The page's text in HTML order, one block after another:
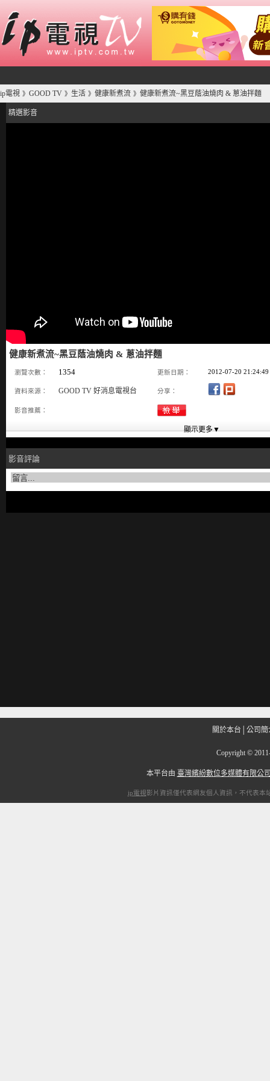
ip電視 》 GOOD TV 》 生活 》 健康新煮流 》 健康新煮流~黑豆蔭油燒肉 & 蔥油拌麵
精選影音
健康新煮流~黑豆蔭油燒肉 & 蔥油拌麵
瀏覽次數： 1354 更新日期： 2012-07-20 21:24:49
資料來源： GOOD TV 好消息電視台 分享：
影音推薦：
影音評論
關於本台 公司簡
Copyright ©
本平台由 臺灣繽紛數位多媒體有限公
ip電視影片資訊僅代表網友個人資訊，不代表本